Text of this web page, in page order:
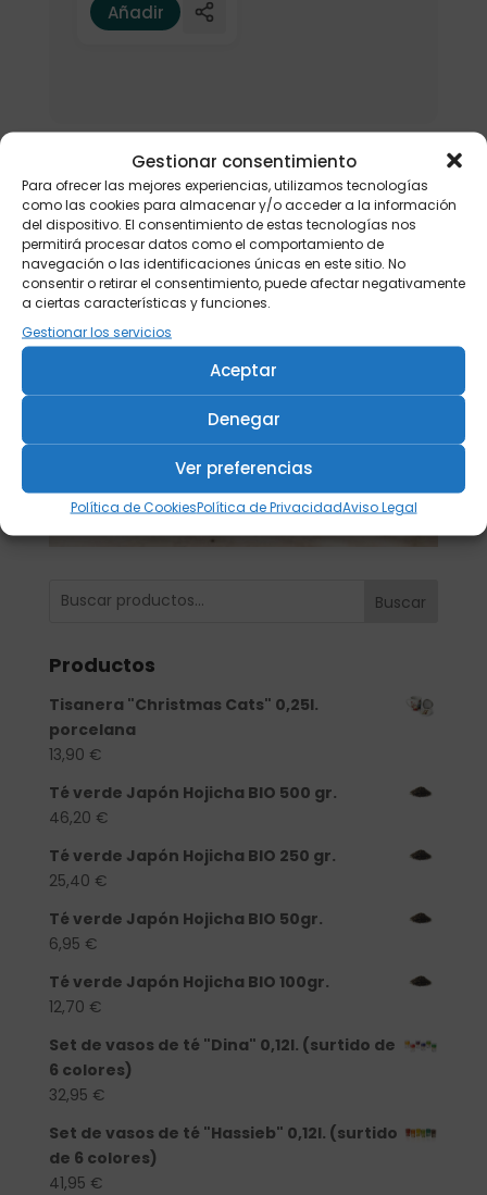
Gestionar consentimiento
Para ofrecer las mejores experiencias, utilizamos tecnologías
como las cookies para almacenar y/o acceder a la información
del dispositivo. El consentimiento de estas tecnologías nos
permitirá procesar datos como el comportamiento de
navegación o las identificaciones únicas en este sitio. No
consentir o retirar el consentimiento, puede afectar negativamente
a ciertas características y funciones.
Gestionar los servicios
Aceptar
Denegar
Ver preferencias
Política de CookiesPolítica de PrivacidadAviso Legal
Añadir
Buscar
Productos
Tisanera "Christmas Cats" 0,25l.
porcelana
13,90 €
Té verde Japón Hojicha BIO 500 gr.
46,20 €
Té verde Japón Hojicha BIO 250 gr.
25,40 €
Té verde Japón Hojicha BIO 50gr.
6,95 €
Té verde Japón Hojicha BIO 100gr.
12,70 €
Set de vasos de té "Dina" 0,12l. (surtido de
6 colores)
32,95 €
Set de vasos de té "Hassieb" 0,12l. (surtido
de 6 colores)
41,95 €